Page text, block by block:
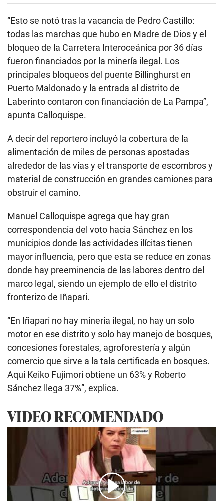
“Esto se notó tras la vacancia de Pedro Castillo:
todas las marchas que hubo en Madre de Dios y el
bloqueo de la Carretera Interoceánica por 36 días
fueron financiados por la minería ilegal. Los
principales bloqueos del puente Billinghurst en
Puerto Maldonado y la entrada al distrito de
Laberinto contaron con financiación de La Pampa”,
apunta Calloquispe.
A decir del reportero incluyó la cobertura de la
alimentación de miles de personas apostadas
alrededor de las vías y el transporte de escombros y
material de construcción en grandes camiones para
obstruir el camino.
Manuel Calloquispe agrega que hay gran
correspondencia del voto hacia Sánchez en los
municipios donde las actividades ilícitas tienen
mayor influencia, pero que esta se reduce en zonas
donde hay preeminencia de las labores dentro del
marco legal, siendo un ejemplo de ello el distrito
fronterizo de Iñapari.
“En Iñapari no hay minería ilegal, no hay un solo
motor en ese distrito y solo hay manejo de bosques,
concesiones forestales, agroforestería y algún
comercio que sirve a la tala certificada en bosques.
Aquí Keiko Fujimori obtiene un 63% y Roberto
Sánchez llega 37%”, explica.
VIDEO RECOMENDADO